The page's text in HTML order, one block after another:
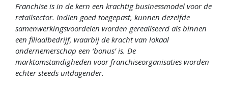
Franchise is in de kern een krachtig businessmodel voor de
retailsector. Indien goed toegepast, kunnen dezelfde
samenwerkingsvoordelen worden gerealiseerd als binnen
een filiaalbedrijf, waarbij de kracht van lokaal
ondernemerschap een ‘bonus’ is. De
marktomstandigheden voor franchiseorganisaties worden
echter steeds uitdagender.